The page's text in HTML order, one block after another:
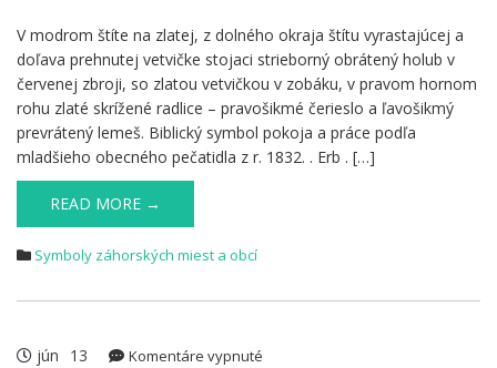
V modrom štíte na zlatej, z dolného okraja štítu vyrastajúcej a
doľava prehnutej vetvičke stojaci strieborný obrátený holub v
červenej zbroji, so zlatou vetvičkou v zobáku, v pravom hornom
rohu zlaté skrížené radlice – pravošikmé čerieslo a ľavošikmý
prevrátený lemeš. Biblický symbol pokoja a práce podľa
mladšieho obecného pečatidla z r. 1832. . Erb . […]
READ MORE →
Symboly záhorských miest a obcí
jún 13 Komentáre vypnuté